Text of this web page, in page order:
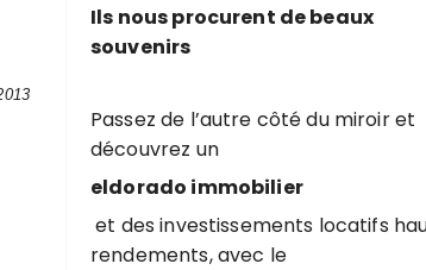
h
e
o
u
r
Ils nous procurent de beaux
souvenirs
Passez de l’autre côté du miroir et
découvrez un
eldorado immobilier
et des investissements locatifs
rendements, avec le